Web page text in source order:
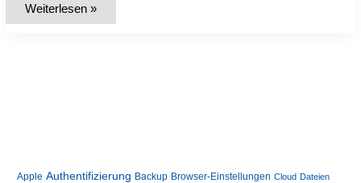
Liste:
Weiterlesen »
Apple Authentifizierung Backup Browser-Einstellungen Cloud Dateien